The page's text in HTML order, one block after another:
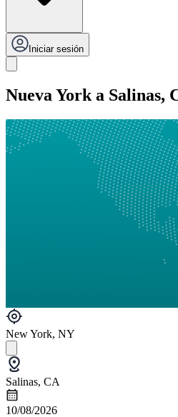
Iniciar sesión
Nueva York a Salinas,
New York, NY
Salinas, CA
10/08/2026